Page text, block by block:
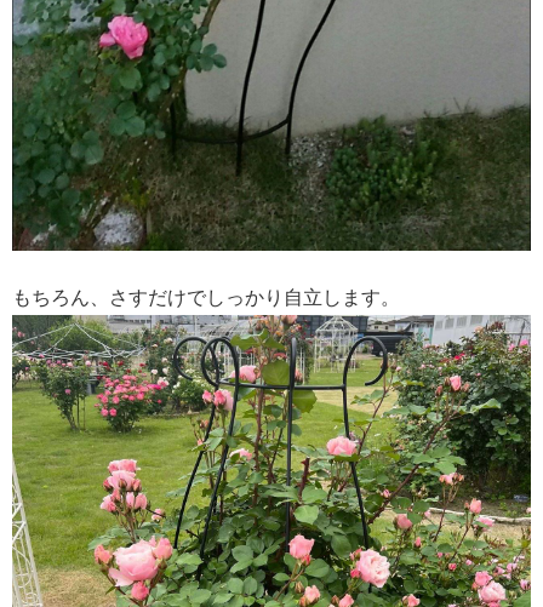
もちろん、さすだけでしっかり自立します。